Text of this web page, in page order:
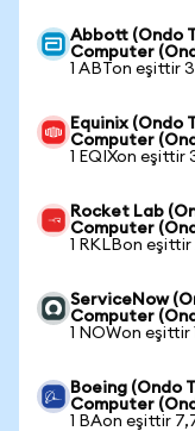
Abbott (Ondo
Computer
1 ABTon eşittir
Equinix (Ondo
Computer
1 EQIXon eşittir
Rocket Lab
Computer
1 RKLBon
ServiceNow
Computer
1 NOWon eşittir
Boeing (Ondo
Computer
1 BAon eşittir